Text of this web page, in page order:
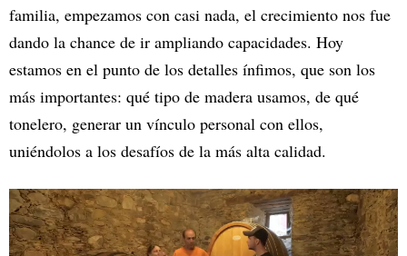
familia, empezamos con casi nada, el crecimiento nos fue
dando la chance de ir ampliando capacidades. Hoy
estamos en el punto de los detalles ínfimos, que son los
más importantes: qué tipo de madera usamos, de qué
tonelero, generar un vínculo personal con ellos,
uniéndolos a los desafíos de la más alta calidad.